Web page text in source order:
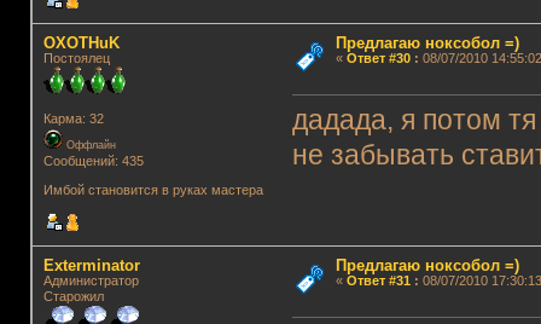
OXOTHuK
Постоялец
Карма: 32
Оффлайн
Сообщений: 435
Имбой становится в руках мастера
Предлагаю ноксобол =)
« Ответ #30: 08/07/2010
дадада, я потом
не забывать
Exterminator
Администратор
Старожил
Предлагаю ноксобол =)
« Ответ #31 : 08/07/2010